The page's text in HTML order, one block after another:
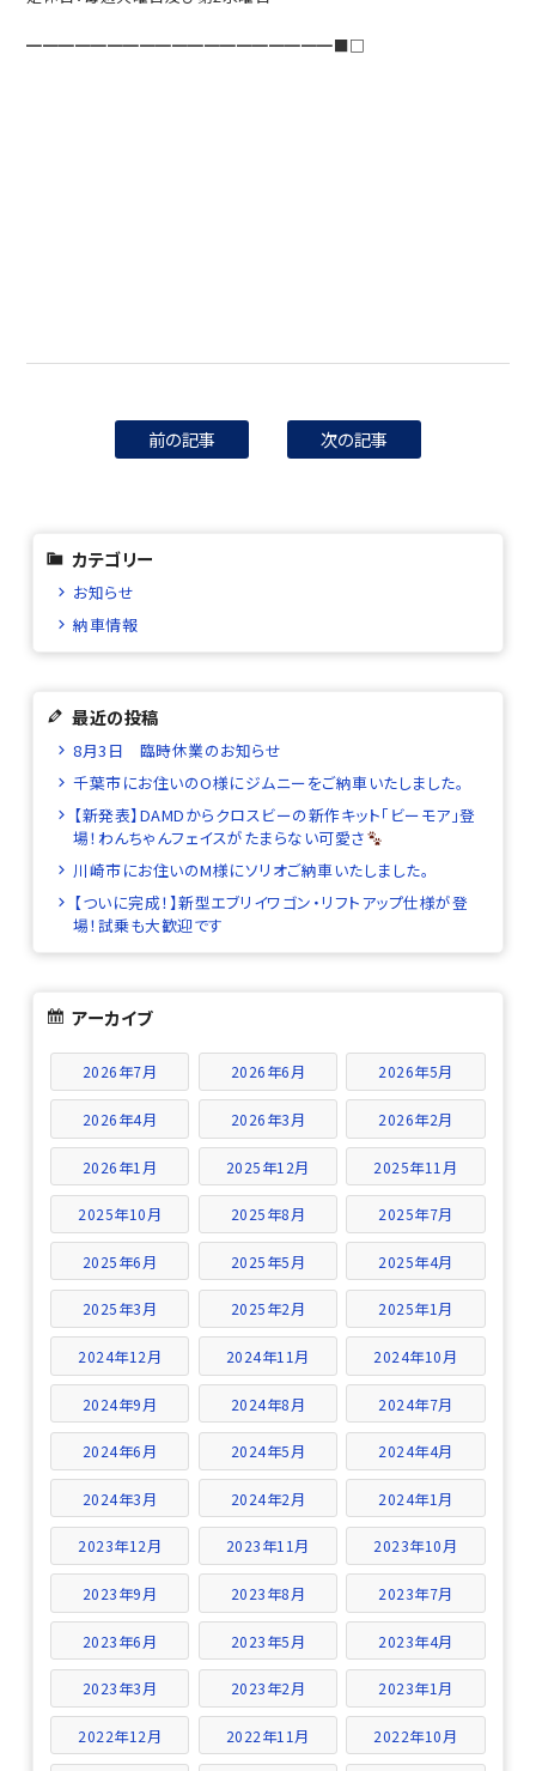
━━━━━━━━━━━━━━━━━━━■□
前の記事 次の記事
カテゴリー
お知らせ
納車情報
最近の投稿
8月3日 臨時休業のお知らせ
千葉市にお住いのO様にジムニーをご納車いたしました。
【新発表】DAMDからクロスビーの新作キット「ビーモア」登
場！わんちゃんフェイスがたまらない可愛さ
川崎市にお住いのM様にソリオご納車いたしました。
【ついに完成！】新型エブリイワゴン・リフトアップ仕様が登
場！試乗も大歓迎です
アーカイブ
2026年7月 2026年6月 2026年5月
2026年4月 2026年3月 2026年2月
2026年1月 2025年12月 2025年11月
2025年10月 2025年8月 2025年7月
2025年6月 2025年5月 2025年4月
2025年3月 2025年2月 2025年1月
2024年12月 2024年11月 2024年10月
2024年9月 2024年8月 2024年7月
2024年6月 2024年5月 2024年4月
2024年3月 2024年2月 2024年1月
2023年12月 2023年11月 2023年10月
2023年9月 2023年8月 2023年7月
2023年6月 2023年5月 2023年4月
2023年3月 2023年2月 2023年1月
2022年12月 2022年11月 2022年10月